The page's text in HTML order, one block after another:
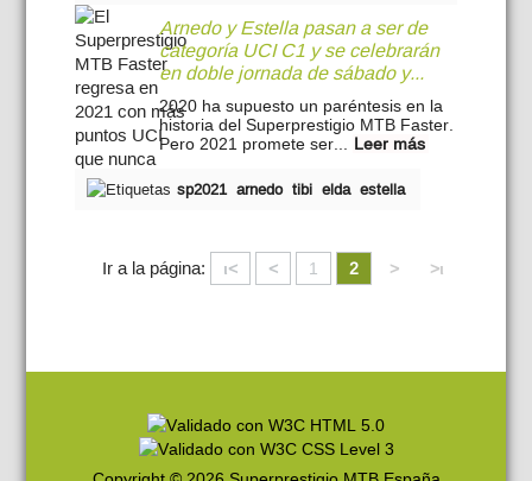
Arnedo y Estella pasan a ser de
categoría UCI C1 y se celebrarán
en doble jornada de sábado y...
2020 ha supuesto un paréntesis en la
historia del Superprestigio MTB Faster.
Pero 2021 promete ser... Leer más
sp2021 arnedo tibi elda estella
Ir a la página: ι< < 1 2 > >ι